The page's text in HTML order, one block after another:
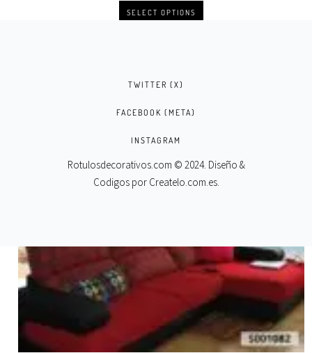
SELECT OPTIONS
TWITTER (X)
FACEBOOK (META)
INSTAGRAM
Rotulosdecorativos.com © 2024. Diseño &
Codigos por Createlo.com.es.